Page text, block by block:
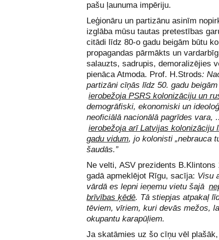
pašu ļaunuma impēriju.
Leģionāru un partizānu asinīm
izglāba mūsu tautas pretestības
citādi līdz 80-o gadu beigām būtu
propagandas pārmākts un
salauzts, sadrupis, demoralizējies
pienāca Atmoda. Prof. H.Strods:
partizāni cīņās līdz 50. gadu beigām
ierobežoja PSRS kolonizāciju un
demogrāfiski, ekonomiski un
neoficiālā nacionālā pagrīdes vara,
ierobežoja arī Latvijas kolonizāciju
gadu vidum, jo kolonisti „nebrauca
šaudās.”
Ne velti, ASV prezidents B.Klintons
gadā apmeklējot Rīgu, sacīja: Visu
vārdā es lepni ieņemu vietu šajā
brīvības ķēdē. Tā stiepjas atpakaļ
tēviem, vīriem, kuri devās mežos,
okupantu karapūļiem.
Ja skatāmies uz šo cīņu vēl